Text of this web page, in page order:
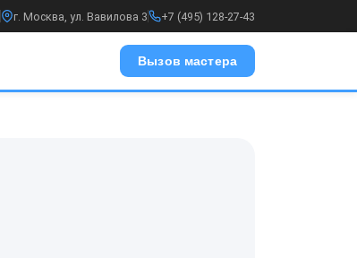
г. Москва, ул. Вавилова 3 +7 (495) 128-27-43
Вызов мастера